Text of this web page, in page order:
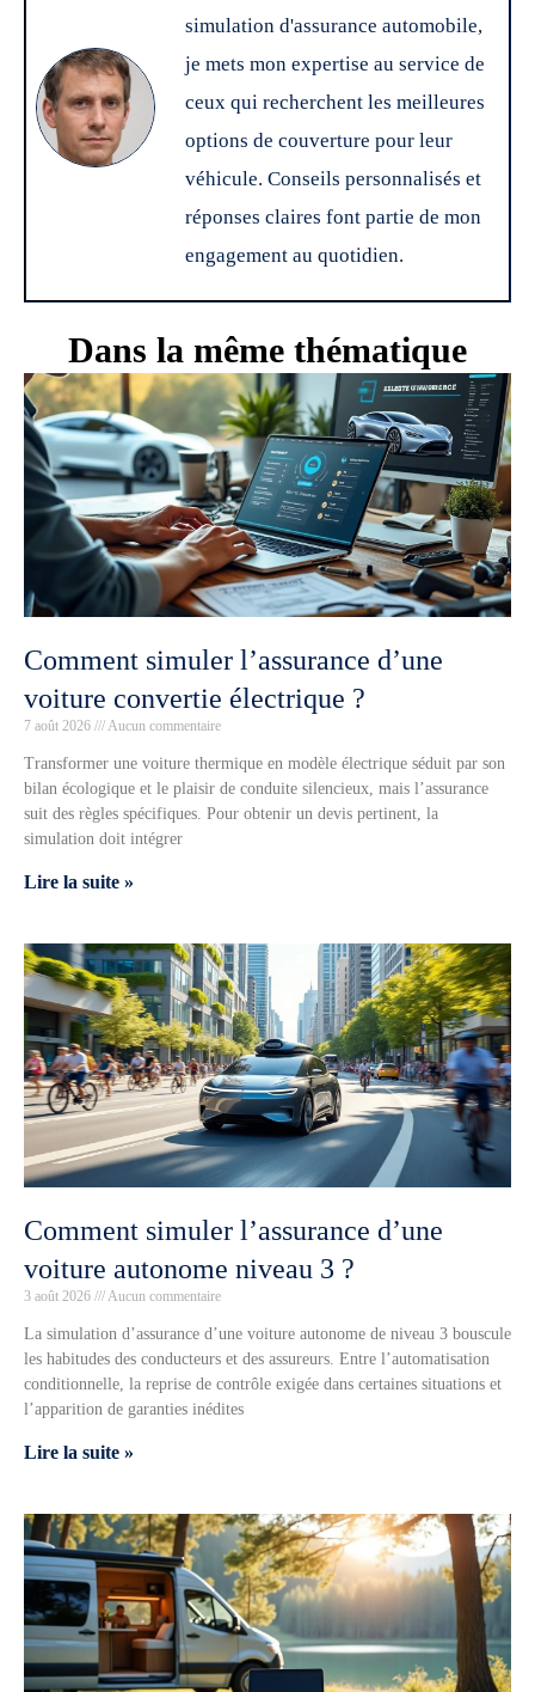
simulation d'assurance automobile,
je mets mon expertise au service de
ceux qui recherchent les meilleures
options de couverture pour leur
véhicule. Conseils personnalisés et
réponses claires font partie de mon
engagement au quotidien.
Dans la même thématique
Comment simuler l’assurance d’une
voiture convertie électrique ?
7 août 2026 Aucun commentaire
Transformer une voiture thermique en modèle électrique séduit par son
bilan écologique et le plaisir de conduite silencieux, mais l’assurance
suit des règles spécifiques. Pour obtenir un devis pertinent, la
simulation doit intégrer
Lire la suite »
Comment simuler l’assurance d’une
voiture autonome niveau 3 ?
3 août 2026 Aucun commentaire
La simulation d’assurance d’une voiture autonome de niveau 3 bouscule
les habitudes des conducteurs et des assureurs. Entre l’automatisation
conditionnelle, la reprise de contrôle exigée dans certaines situations et
l’apparition de garanties inédites
Lire la suite »